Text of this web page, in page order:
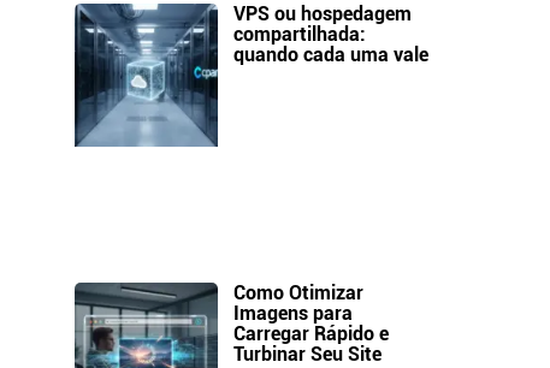
VPS ou hospedagem
compartilhada:
quando cada uma vale
Como Otimizar
Imagens para
Carregar Rápido e
Turbinar Seu Site